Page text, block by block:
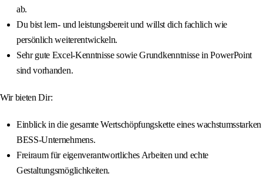
ab.
Du bist lern- und leistungsbereit und willst dich fachlich wie
persönlich weiterentwickeln.
Sehr gute Excel-Kenntnisse sowie Grundkenntnisse in PowerPoint
sind vorhanden.
Wir bieten Dir:
Einblick in die gesamte Wertschöpfungskette eines wachstumsstarken
BESS-Unternehmens.
Freiraum für eigenverantwortliches Arbeiten und echte
Gestaltungsmöglichkeiten.